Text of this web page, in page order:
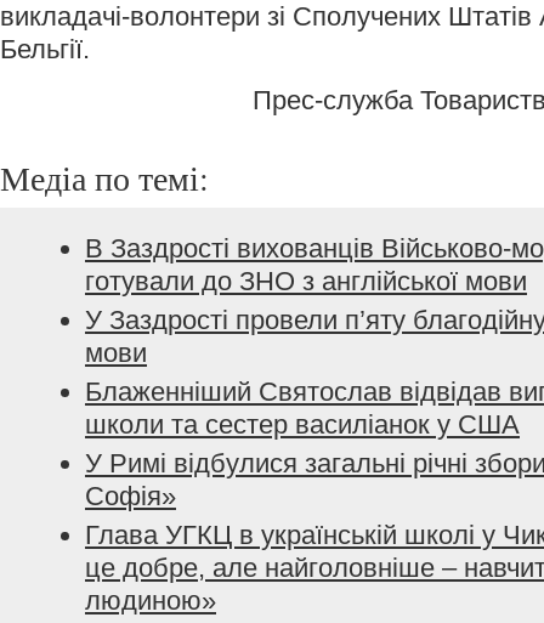
викладачі-волонтери зі Сполучених Штатів
Бельгії.
Прес-служба
Медіа по темі:
В Заздрості вихованців Військово-
готували до ЗНО з англійської мови
У Заздрості провели п’яту
мови
Блаженніший Святослав відвідав
школи та сестер василіанок у США
У Римі відбулися загальні річні
Софія»
Глава УГКЦ в українській школі у
це добре, але найголовніше –
людиною»